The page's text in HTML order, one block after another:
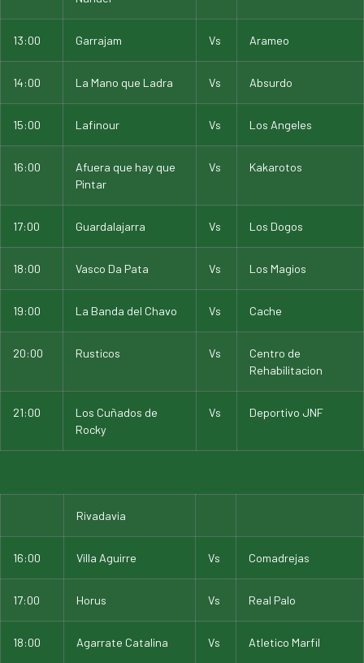
13:00 Garrajam Vs Arameo
14:00 La Mano que Ladra Vs Absurdo
15:00 Lafinour Vs Los Angeles
16:00
Afuera que hay que
Pintar
Vs Kakarotos
17:00 Guardalajarra Vs Los Dogos
18:00 Vasco Da Pata Vs Los Magios
19:00 La Banda del Chavo Vs Cache
20:00 Rusticos Vs
Centro de
Rehabilitacion
21:00
Los Cuñados de
Rocky
Vs Deportivo JNF
Rivadavia
16:00 Villa Aguirre Vs Comadrejas
17:00 Horus Vs Real Palo
18:00 Agarrate Catalina Vs Atletico Marfil